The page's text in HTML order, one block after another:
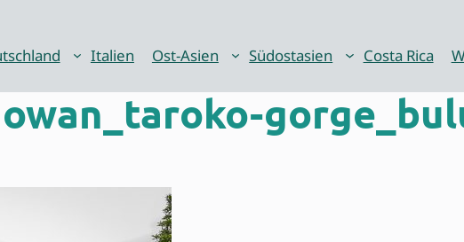
Italien Ost-Asien Südostasien Costa Rica